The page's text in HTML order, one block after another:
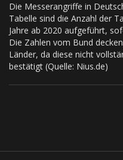
Die Messerangriffe in
Tabelle sind die Anzahl der
Jahre ab 2020 aufgeführt,
Die Zahlen vom Bund
Länder, da diese nicht
bestätigt (Quelle: Nius.de)